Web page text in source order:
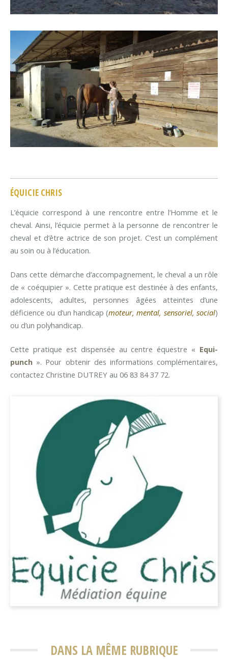
ÉQUICIE CHRIS
L’équicie correspond à une rencontre entre l’Homme et le
cheval. Ainsi, l’équicie permet à la personne de rencontrer le
cheval et d’être actrice de son projet. C’est un complément
au soin ou à l’éducation.
Dans cette démarche d’accompagnement, le cheval a un rôle
de « coéquipier ». Cette pratique est destinée à des enfants,
adolescents, adultes, personnes âgées atteintes d’une
déficience ou d’un handicap (moteur, mental, sensoriel, social)
ou d’un polyhandicap.
Cette pratique est dispensée au centre équestre « Equi-
punch ». Pour obtenir des informations complémentaires,
contactez Christine DUTREY au 06 83 84 37 72.
DANS LA MÊME RUBRIQUE